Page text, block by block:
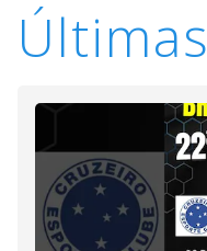
Últimas